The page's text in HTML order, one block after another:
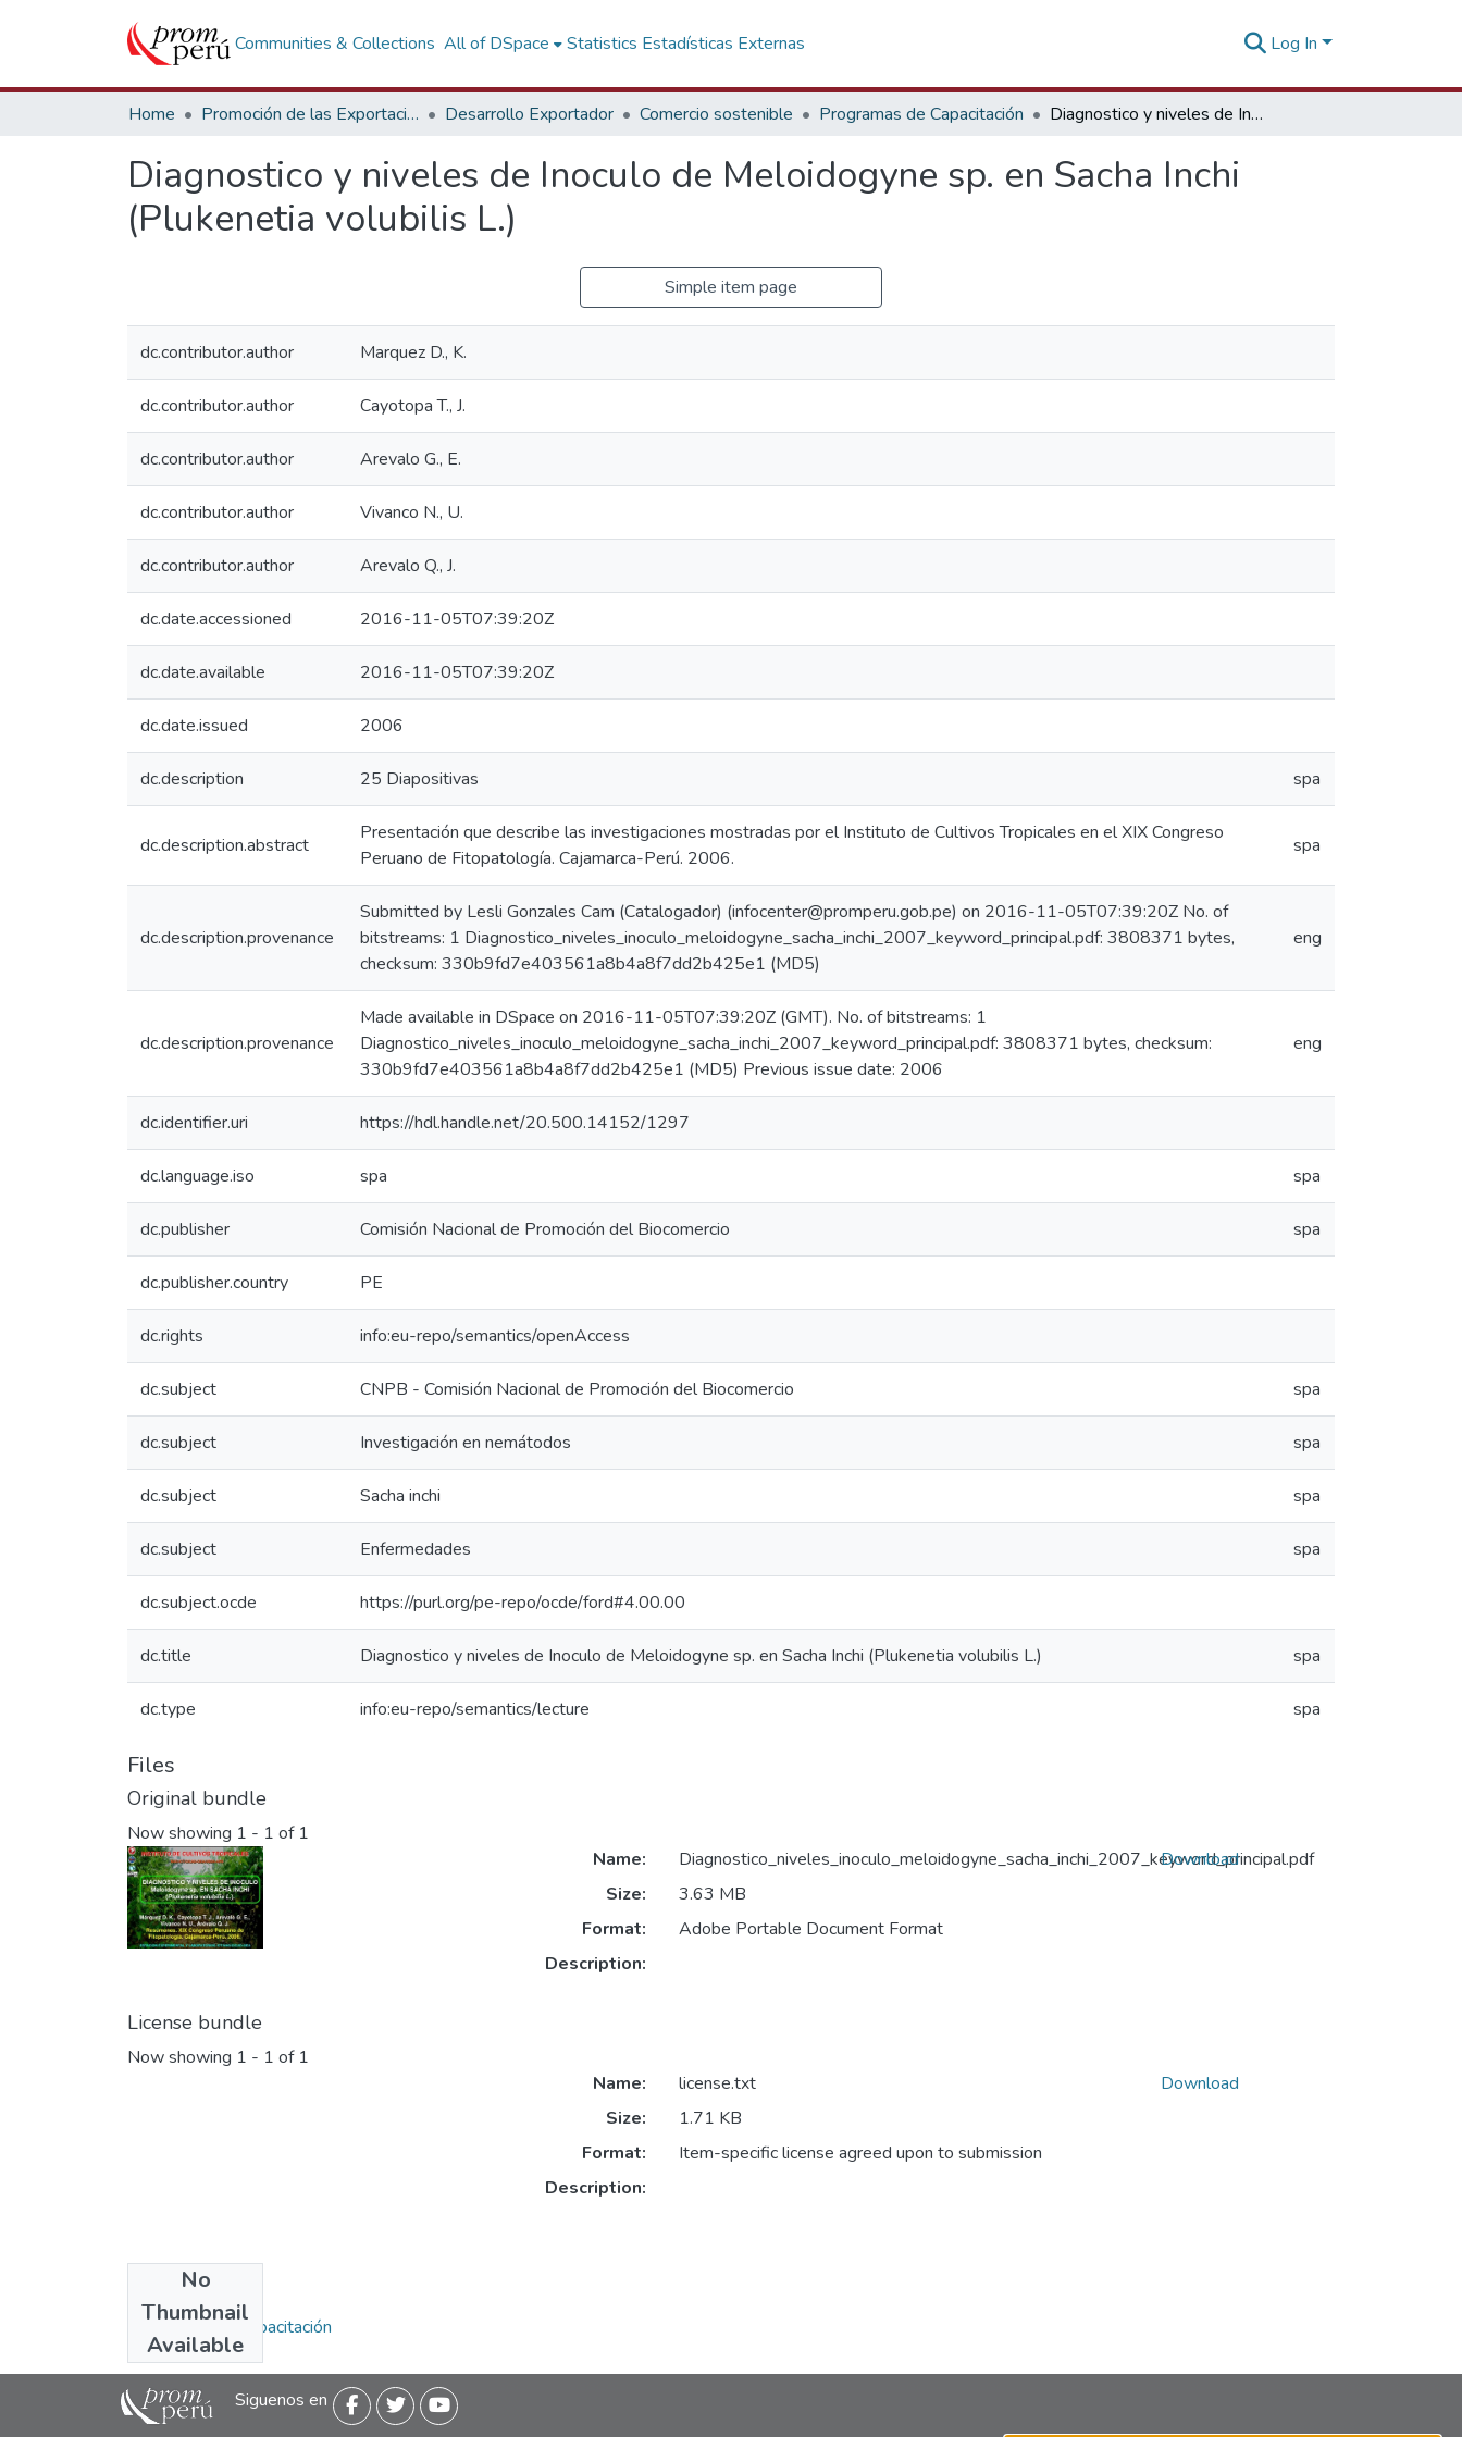
Communities & Collections All of DSpace Statistics Estadísticas Externas Log In
Home Promoción de las Exportaciones Desarrollo Exportador Comercio sostenible Programas de Capacitación Diagnostico y niveles de Inoculo de Meloidogyne sp. en Sacha Inchi (Plukenetia volubilis L.)
Diagnostico y niveles de Inoculo de Meloidogyne sp. en Sacha Inchi
(Plukenetia volubilis L.)
Simple item page
dc.contributor.author Marquez D., K.
dc.contributor.author Cayotopa T., J.
dc.contributor.author Arevalo G., E.
dc.contributor.author Vivanco N., U.
dc.contributor.author Arevalo Q., J.
dc.date.accessioned 2016-11-05T07:39:20Z
dc.date.available 2016-11-05T07:39:20Z
dc.date.issued 2006
dc.description 25 Diapositivas spa
dc.description.abstract
Presentación que describe las investigaciones mostradas por el Instituto de Cultivos Tropicales en el XIX Congreso
Peruano de Fitopatología. Cajamarca-Perú. 2006.
spa
dc.description.provenance
Submitted by Lesli Gonzales Cam (Catalogador) (infocenter@promperu.gob.pe) on 2016-11-05T07:39:20Z No. of
bitstreams: 1 Diagnostico_niveles_inoculo_meloidogyne_sacha_inchi_2007_keyword_principal.pdf: 3808371 bytes,
checksum: 330b9fd7e403561a8b4a8f7dd2b425e1 (MD5)
eng
dc.description.provenance
Made available in DSpace on 2016-11-05T07:39:20Z (GMT). No. of bitstreams: 1
Diagnostico_niveles_inoculo_meloidogyne_sacha_inchi_2007_keyword_principal.pdf: 3808371 bytes, checksum:
330b9fd7e403561a8b4a8f7dd2b425e1 (MD5) Previous issue date: 2006
eng
dc.identifier.uri https://hdl.handle.net/20.500.14152/1297
dc.language.iso spa spa
dc.publisher Comisión Nacional de Promoción del Biocomercio spa
dc.publisher.country PE
dc.rights info:eu-repo/semantics/openAccess
dc.subject CNPB - Comisión Nacional de Promoción del Biocomercio spa
dc.subject Investigación en nemátodos spa
dc.subject Sacha inchi spa
dc.subject Enfermedades spa
dc.subject.ocde https://purl.org/pe-repo/ocde/ford#4.00.00
dc.title Diagnostico y niveles de Inoculo de Meloidogyne sp. en Sacha Inchi (Plukenetia volubilis L.) spa
dc.type info:eu-repo/semantics/lecture spa
Files
Original bundle
Now showing 1 - 1 of 1
Name:
Diagnostico_niveles_inoculo_meloidogyne_sacha_inchi_2007_keyword_principal.pdf
Size:
3.63 MB
Format:
Adobe Portable Document Format
Description:
Download
License bundle
Now showing 1 - 1 of 1
No
Thumbnail
Available
Name:
license.txt
Size:
1.71 KB
Format:
Item-specific license agreed upon to submission
Description:
Download
Collections
Programas de Capacitación
Siguenos en